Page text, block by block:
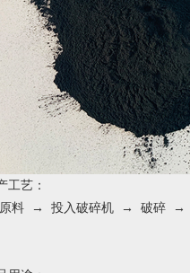
工艺：
原料 → 投入破碎机 → 破碎